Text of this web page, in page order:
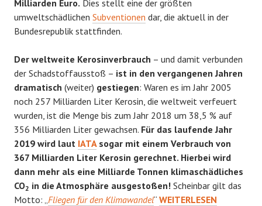
Milliarden Euro. Dies stellt eine der größten
umweltschädlichen Subventionen dar, die aktuell in der
Bundesrepublik stattfinden.
Der weltweite Kerosinverbrauch – und damit verbunden
der Schadstoffausstoß – ist in den vergangenen Jahren
dramatisch (weiter) gestiegen: Waren es im Jahr 2005
noch 257 Milliarden Liter Kerosin, die weltweit verfeuert
wurden, ist die Menge bis zum Jahr 2018 um 38,5 % auf
356 Milliarden Liter gewachsen. Für das laufende Jahr
2019 wird laut IATAsogar mit einem Verbrauch von
367 Milliarden Liter Kerosin gerechnet. Hierbei wird
dann mehr als eine Milliarde Tonnen klimaschädliches
CO2 in die Atmosphäre ausgestoßen! Scheinbar gilt das
Motto: „ Fliegen für den Klimawandel“ PALMÖL
WEITERLESEN